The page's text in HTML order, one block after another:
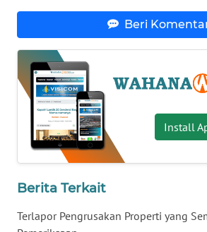
Beri
Install
Berita Terkait
Terlapor Pengrusakan Properti yang
WN
JATIM
WN
BALI
WN
WN
KALTENG